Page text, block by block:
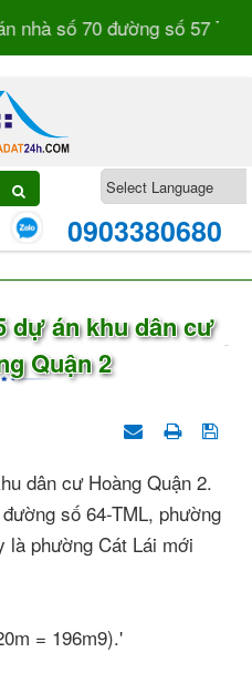
số 70 đường số 57 TML
0903380680
dự án khu dân cư
Quận 2
dân cư Hoàng Quận 2.
số 64-TML, phường
là phường Cát Lái mới
= 196m9).'